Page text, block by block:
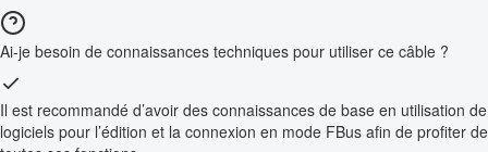
Ai-je besoin de connaissances techniques pour utiliser ce câble ?
Il est recommandé d’avoir des connaissances de base en utilisation de
logiciels pour l’édition et la connexion en mode FBus afin de profiter de